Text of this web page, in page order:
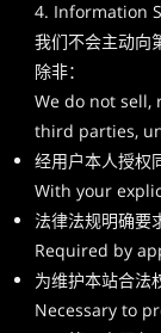
4. Information
我们不会主动向
除非：
We do not
third parties,
经用户本人授权
With your
法律法规明确要
Required by
为维护本站合法
Necessary to